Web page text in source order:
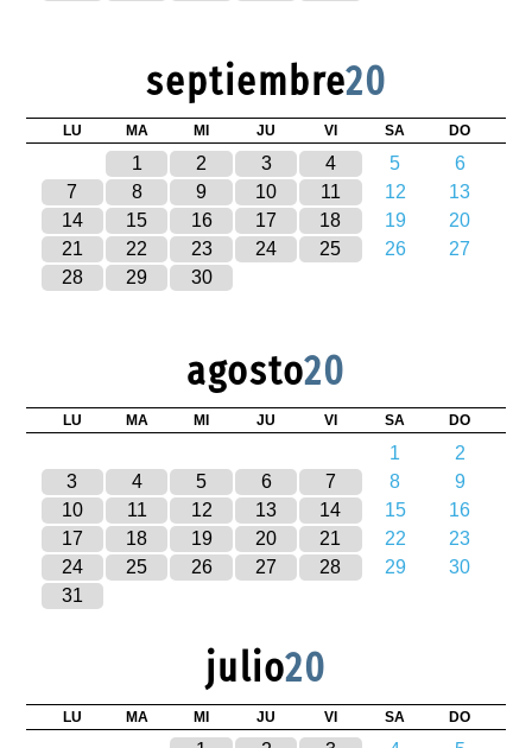
septiembre20
LU MA MI JU VI SA DO
1 2 3 4 5
6
7
8 9 10 11 12
13
14
15 16 17 18 19
20
21
22 23 24 25 26
27
28
29 30
agosto20
LU MA MI JU VI SA DO
1
2
3
4 5 6 7 8
9
10
11 12 13 14 15
16
17
18 19 20 21 22
23
24
25 26 27 28 29
30
31
julio20
LU MA MI JU VI SA DO